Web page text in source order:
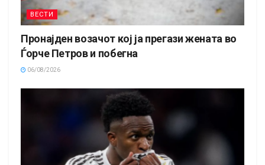
ВЕСТИ
Пронајден возачот кој ја прегази жената во
Ѓорче Петров и побегна
06/08/2026